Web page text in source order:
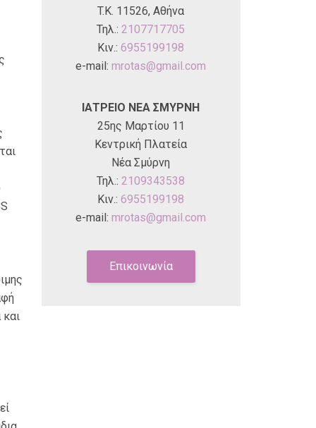
T.K. 11526, Αθήνα
Τηλ.:2107717705
Κιν.:6955199198
e-mail:mrotas@gmail.com
ΙΑΤΡΕΙΟ ΝΕΑ ΣΜΥΡΝΗ
25ης Μαρτίου 11
Κεντρική Πλατεία
Νέα Σμύρνη
Τηλ.:2109343538
Κιν.:6955199198
e-mail:mrotas@gmail.com
Επικοινωνία